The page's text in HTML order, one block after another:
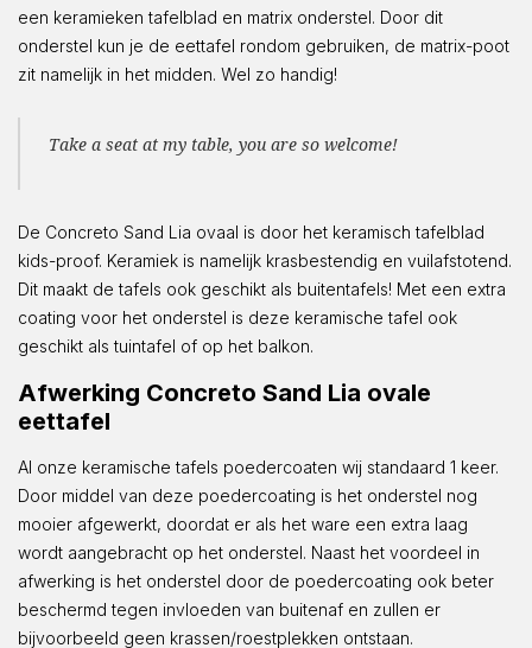
een keramieken tafelblad en matrix onderstel. Door dit
onderstel kun je de eettafel rondom gebruiken, de matrix-poot
zit namelijk in het midden. Wel zo handig!
Take a seat at my table, you are so welcome!
De Concreto Sand Lia ovaal is door het keramisch tafelblad
kids-proof. Keramiek is namelijk krasbestendig en vuilafstotend.
Dit maakt de tafels ook geschikt als buitentafels! Met een extra
coating voor het onderstel is deze keramische tafel ook
geschikt als tuintafel of op het balkon.
Afwerking Concreto Sand Lia ovale
eettafel
Al onze keramische tafels poedercoaten wij standaard 1 keer.
Door middel van deze poedercoating is het onderstel nog
mooier afgewerkt, doordat er als het ware een extra laag
wordt aangebracht op het onderstel. Naast het voordeel in
afwerking is het onderstel door de poedercoating ook beter
beschermd tegen invloeden van buitenaf en zullen er
bijvoorbeeld geen krassen/roestplekken ontstaan.